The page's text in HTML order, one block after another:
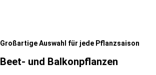
Großartige Auswahl für jede Pflanzsaison
Beet- und Balkonpflanzen